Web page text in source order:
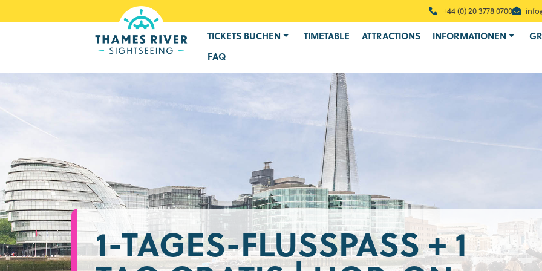
+44 (0) 20 3778 0700
TICKETS BUCHEN TIMETABLE ATTRACTIONS INFORMATIONEN
FAQ
1-TAGES-FLUSSPASS + 1